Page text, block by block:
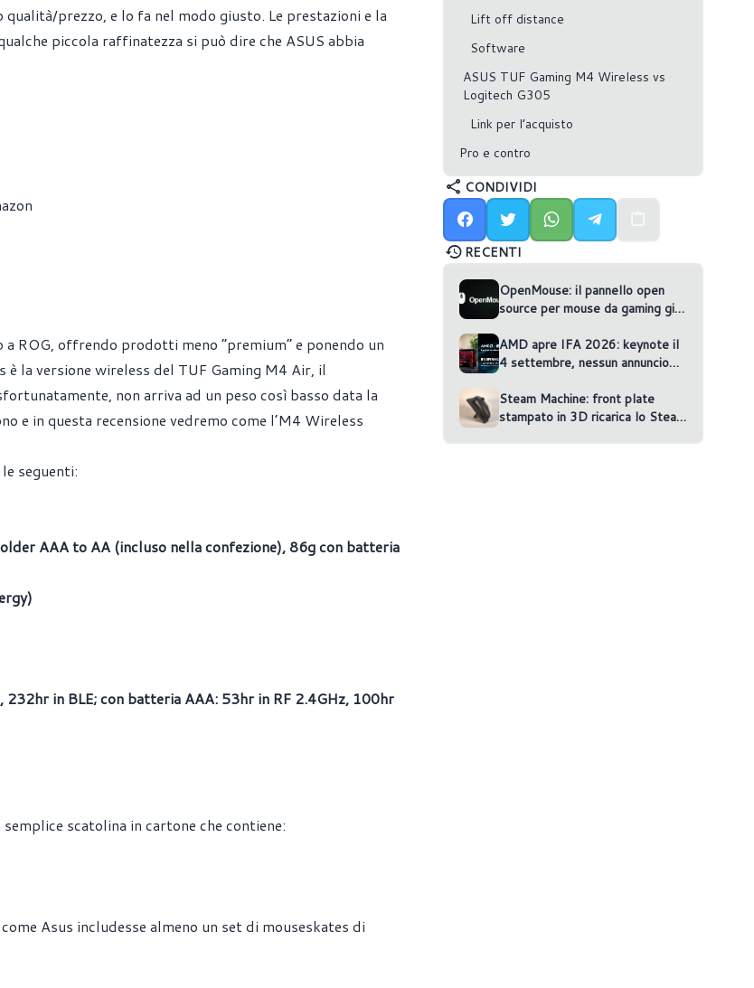
prezzo, e lo fa nel modo giusto. Le prestazioni e la
piccola raffinatezza si può dire che ASUS abbia
ROG, offrendo prodotti meno “premium” e ponendo un
la versione wireless del TUF Gaming M4 Air, il
non arriva ad un peso così basso data la
e in questa recensione vedremo come l’M4 Wireless
seguenti:
AAA to AA (incluso nella confezione), 86g con batteria
in BLE; con batteria AAA: 53hr in RF 2.4GHz, 100hr
scatolina in cartone che contiene:
Asus includesse almeno un set di mouseskates di
Lift off distance
Software
ASUS TUF Gaming M4 Wireless vs
Logitech G305
Link per l’acquisto
Pro e contro
CONDIVIDI
RECENTI
OpenMouse: il pannello open
source per mouse da gaming gira
AMD apre IFA 2026: keynote il
4 settembre, nessun annuncio
Steam Machine: front plate
stampato in 3D ricarica lo Steam